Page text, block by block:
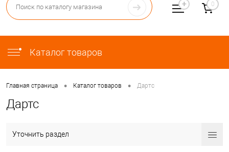
Каталог товаров
0
Главная страница • Каталог товаров • Дартс
Дартс
Уточнить раздел